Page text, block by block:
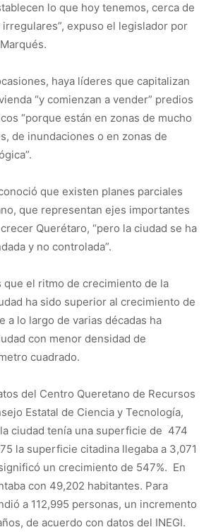
lo que hoy tenemos, cerca de
expuso el legislador por
haya líderes que capitalizan
“y comienzan a vender” predios
“porque están en zonas de mucho
de inundaciones o en zonas de
que existen planes parciales
que representan ejes importantes
Querétaro, “pero la ciudad se ha
y no controlada”.
que el ritmo de crecimiento de la
ha sido superior al crecimiento de
a lo largo de varias décadas ha
con menor densidad de
cuadrado.
del Centro Queretano de Recursos
Estatal de Ciencia y Tecnología,
ciudad tenía una superficie de 474
la superficie citadina llegaba a 3,071
un crecimiento de 547%. En
con 49,202 habitantes. Para
a 112,995 personas, un incremento
de acuerdo con datos del INEGI.